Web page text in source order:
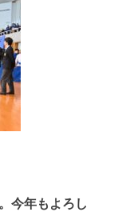
今年もよろし